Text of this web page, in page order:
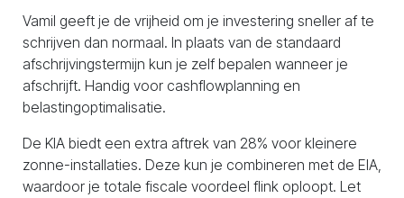
Vamil geeft je de vrijheid om je investering sneller af te
schrijven dan normaal. In plaats van de standaard
afschrijvingstermijn kun je zelf bepalen wanneer je
afschrijft. Handig voor cashflowplanning en
belastingoptimalisatie.
De KIA biedt een extra aftrek van 28% voor kleinere
zonne-installaties. Deze kun je combineren met de EIA,
waardoor je totale fiscale voordeel flink oploopt. Let